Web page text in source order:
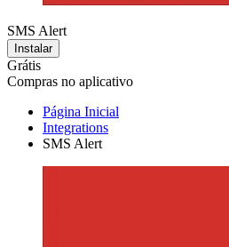
SMS Alert
Instalar
Grátis
Compras no aplicativo
Página Inicial
Integrations
SMS Alert